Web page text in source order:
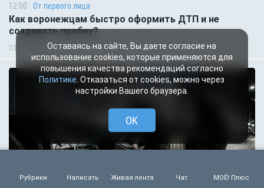
12:00 От первого лица
Как воронежцам быстро оформить ДТП и не
создавать пробку?
0
Рубрики Написать Живая лента Чат МОЁ! Плюс
Оставаясь на сайте, Вы даете согласие на
использование cookies, которые применяются для
повышения качества рекомендаций согласно
Политике . Отказаться от cookies, можно через
настройки Вашего браузера.
OK